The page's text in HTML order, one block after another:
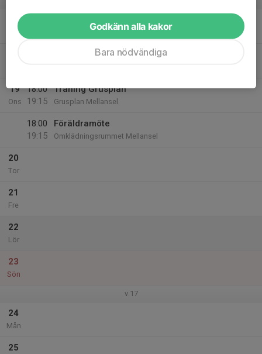
17
Mån
19
Ons
18:00
19:15
Träning Grusplan
Grusplan Mellansel.
18:00
19:15
Föräldramöte
Omklädningsrummet Mellansel
20
Tor
21
Fre
22
Lör
23
Sön
v.17
24
Mån
25
Godkänn alla kakor
Bara nödvändiga